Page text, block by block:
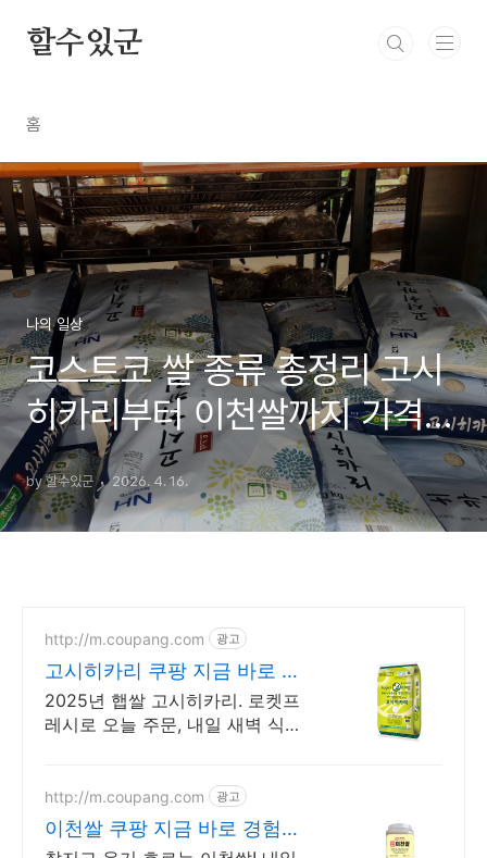
할수있군
홈
나의 일상
코스트코 쌀 종류 총정리 고시
히카리부터 이천쌀까지 가격표
다 찍어왔습니다 2026 최신
by 할수있군 2026. 4. 16.
http://m.coupang.com 광고
고시히카리 쿠팡 지금 바로 경
험하세요
2025년 햅쌀 고시히카리. 로켓프
레시로 오늘 주문, 내일 새벽 식탁
반품.
http://m.coupang.com 광고
이천쌀 쿠팡 지금 바로 경험하